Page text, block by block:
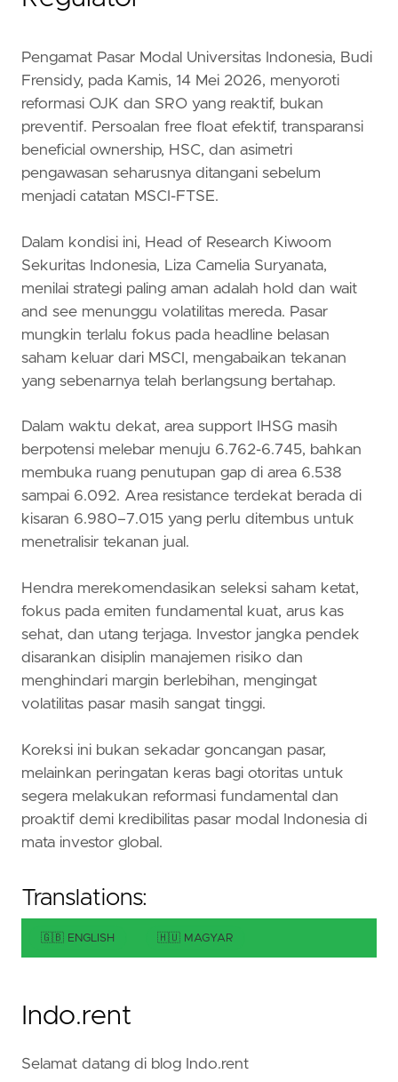
Pengamat Pasar Modal Universitas Indonesia, Budi
Frensidy, pada Kamis, 14 Mei 2026, menyoroti
reformasi OJK dan SRO yang reaktif, bukan
preventif. Persoalan free float efektif, transparansi
beneficial ownership, HSC, dan asimetri
pengawasan seharusnya ditangani sebelum
menjadi catatan MSCI-FTSE.
Dalam kondisi ini, Head of Research Kiwoom
Sekuritas Indonesia, Liza Camelia Suryanata,
menilai strategi paling aman adalah hold dan wait
and see menunggu volatilitas mereda. Pasar
mungkin terlalu fokus pada headline belasan
saham keluar dari MSCI, mengabaikan tekanan
yang sebenarnya telah berlangsung bertahap.
Dalam waktu dekat, area support IHSG masih
berpotensi melebar menuju 6.762-6.745, bahkan
membuka ruang penutupan gap di area 6.538
sampai 6.092. Area resistance terdekat berada di
kisaran 6.980–7.015 yang perlu ditembus untuk
menetralisir tekanan jual.
Hendra merekomendasikan seleksi saham ketat,
fokus pada emiten fundamental kuat, arus kas
sehat, dan utang terjaga. Investor jangka pendek
disarankan disiplin manajemen risiko dan
menghindari margin berlebihan, mengingat
volatilitas pasar masih sangat tinggi.
Koreksi ini bukan sekadar goncangan pasar,
melainkan peringatan keras bagi otoritas untuk
segera melakukan reformasi fundamental dan
proaktif demi kredibilitas pasar modal Indonesia di
mata investor global.
Translations:
🇬🇧 ENGLISH 🇭🇺 MAGYAR
Indo.rent
Selamat datang di blog Indo.rent